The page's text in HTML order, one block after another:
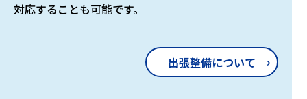
対応することも可能です。
出張整備について